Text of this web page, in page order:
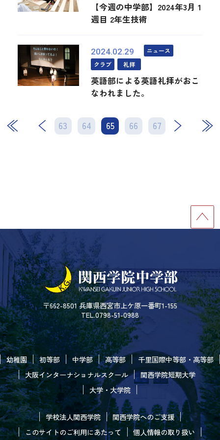
【今週の中学部】2024年3月 1
週目 2年生技術
2024.02.29
ニュース
クラブ
礼拝
英語部による英語礼拝がおこ
なわれました。
63 64 65 66 67
次 最後
〒662-8501 兵庫県西宮市上ケ原一番町1-155
TEL.0798-51-0988
幼稚園 初等部 中学部 高等部
千里国際中等部・高等部
大阪インターナショナルスクール
関西学院短期大学
大学・大学院
学校法人関西学院
関西学院へのご支援
このサイトのご利用にあたって
個人情報の取り扱い